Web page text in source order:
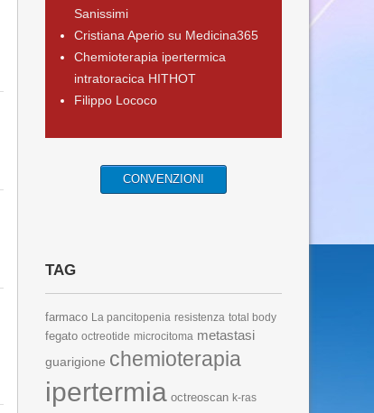
Sanissimi
Cristiana Aperio su Medicina365
Chemioterapia ipertermica
intratoracica HITHOT
Filippo Lococo
CONVENZIONI
TAG
farmaco La pancitopenia resistenza total body
fegato octreotide microcitoma metastasi
guarigione chemioterapia
ipertermia octreoscan k-ras